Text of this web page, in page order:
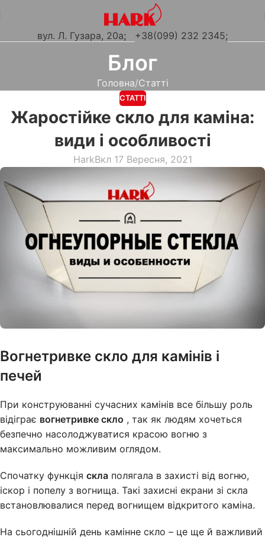
вул. Л. Гузара, 20а; +38(099) 232 2345;
Блог
Головна Статті
СТАТТІ
Жаростійке скло для каміна:
види і особливості
HarkВкл 17 Вересня, 2021
Вогнетривке скло для камінів і
печей
При конструюванні сучасних камінів все більшу роль
відіграє вогнетривке скло , так як людям хочеться
безпечно насолоджуватися красою вогню з
максимально можливим оглядом.
Спочатку функція скла полягала в захисті від вогню,
іскор і попелу з вогнища. Такі захисні екрани зі скла
встановлювалися перед вогнищем відкритого каміна.
На сьогоднішній день камінне скло – це ще й важливий